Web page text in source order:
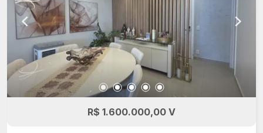
Direito de Franca. Prédio com ótima área de lazer
na cobertura!
R$ 1.600.000,00 V